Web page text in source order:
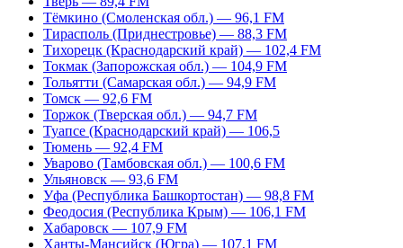
Тёмкино (Смоленская обл.) — 96,1 FM
Тирасполь (Приднестровье) — 88,3 FM
Тихорецк (Краснодарский край) — 102,4 FM
Токмак (Запорожская обл.) — 104,9 FM
Тольятти (Самарская обл.) — 94,9 FM
Томск — 92,6 FM
Торжок (Тверская обл.) — 94,7 FM
Туапсе (Краснодарский край) — 106,5
Тюмень — 92,4 FM
Уварово (Тамбовская обл.) — 100,6 FM
Ульяновск — 93,6 FM
Уфа (Республика Башкортостан) — 98,8 FM
Феодосия (Республика Крым) — 106,1 FM
Хабаровск — 107,9 FM
Ханты-Мансийск (Югра) — 107,1 FM